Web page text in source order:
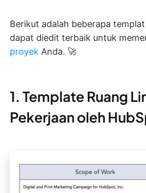
Berikut adalah beberapa
dapat diedit terbaik untuk
proyek Anda. 🚀
1. Template Ruang
Pekerjaan oleh